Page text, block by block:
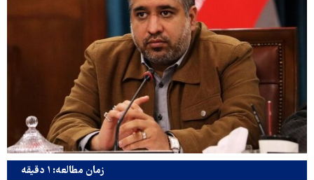
زمان مطالعه: ۱ دقیقه